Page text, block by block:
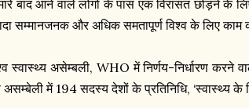
बाद आने वाले लोगों के पास एक विरासत छोड़ने के
सम्मानजनक और अधिक समतापूर्ण विश्व के लिए
स्वास्थ्य असेम्बली, WHO में निर्णय-निर्धारण करने
में 194 सदस्य देशों के प्रतिनिधि, ‘स्वास्थ्य के